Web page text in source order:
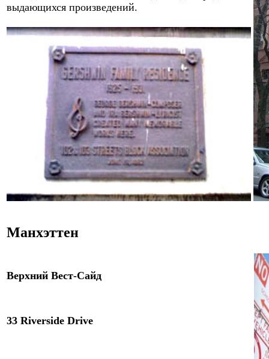
выдающихся произведений.
Манхэттен
Верхний Вест-Сайд
33 Riverside Drive